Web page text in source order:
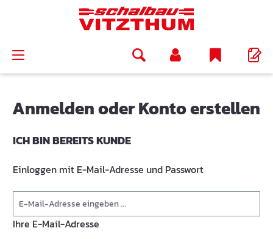
Anmelden oder Konto erstellen
ICH BIN BEREITS KUNDE
Einloggen mit E-Mail-Adresse und Passwort
Ihre E-Mail-Adresse